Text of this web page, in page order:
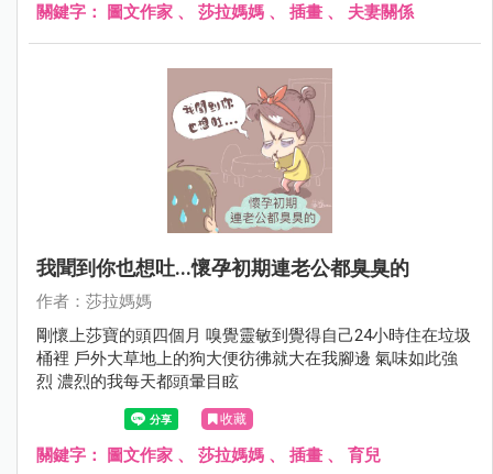
關鍵字： 圖文作家 、 莎拉媽媽 、 插畫 、 夫妻關係
我聞到你也想吐...懷孕初期連老公都臭臭的
作者：莎拉媽媽
剛懷上莎寶的頭四個月 嗅覺靈敏到覺得自己24小時住在垃圾
桶裡 戶外大草地上的狗大便彷彿就大在我腳邊 氣味如此強
烈 濃烈的我每天都頭暈目眩
收藏
關鍵字： 圖文作家 、 莎拉媽媽 、 插畫 、 育兒